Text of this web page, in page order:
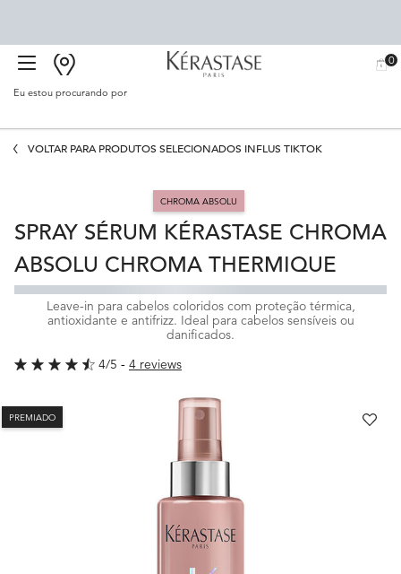
BUSCAR
MEU
0
0
Eu estou procurando por
VOLTAR PARA PRODUTOS SELECIONADOS INFLUS TIKTOK
CHROMA ABSOLU
SPRAY SÉRUM KÉRASTASE CHROMA
ABSOLU CHROMA THERMIQUE
Leave-in para cabelos coloridos com proteção térmica,
antioxidante e antifrizz. Ideal para cabelos sensíveis ou
danificados.
4/5
4 reviews
PREMIADO